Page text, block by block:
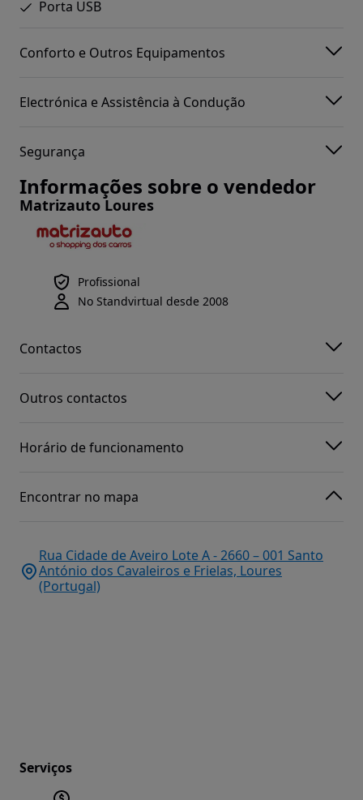
Porta USB
Conforto e Outros Equipamentos
Electrónica e Assistência à Condução
Segurança
Informações sobre o vendedor
Matrizauto Loures
Profissional
No Standvirtual desde 2008
Contactos
Outros contactos
Horário de funcionamento
Encontrar no mapa
Rua Cidade de Aveiro Lote A - 2660 – 001 Santo
António dos Cavaleiros e Frielas, Loures
(Portugal)
Serviços